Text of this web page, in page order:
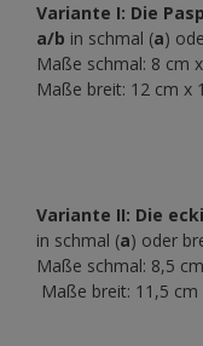
Variante I: Die
a/b in schmal (a)
Maße schmal: 8 cm
Maße breit: 12 cm x
Variante II: Die
in schmal (a) oder
Maße schmal: 8,5
Maße breit: 11,5